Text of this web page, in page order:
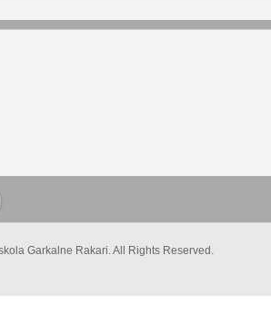
Garkalne Rakari. All Rights Reserved.